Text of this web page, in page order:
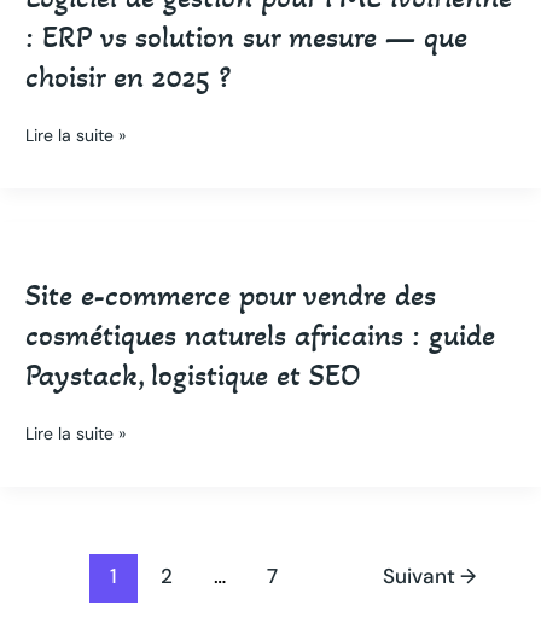
: ERP vs solution sur mesure — que
choisir en 2025 ?
pour
PME
ivoirienne
ERP
que
en
2025
Lire la suite »
Site e-commerce pour vendre des
cosmétiques naturels africains : guide
Paystack, logistique et SEO
commerce
vendre
des
cosmétiques
naturels
Lire la suite »
1 2 … 7 Suivant→